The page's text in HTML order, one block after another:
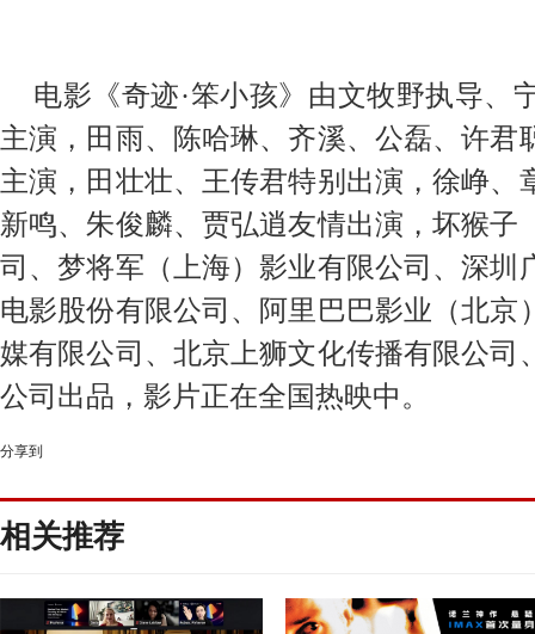
主演，田雨、陈哈琳
、齐溪、公磊、许